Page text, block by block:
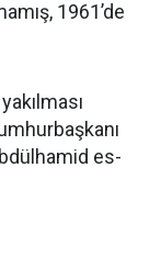
1961’de
es-